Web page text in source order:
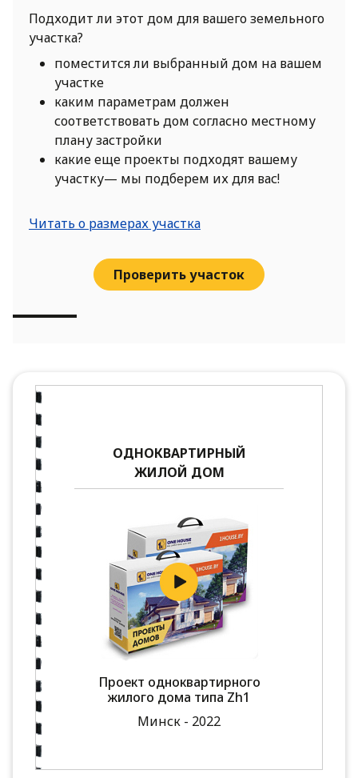
Подходит ли этот дом для вашего земельного
участка?
поместится ли выбранный дом на вашем
участке
каким параметрам должен
соответствовать дом согласно местному
плану застройки
какие еще проекты подходят вашему
участку— мы подберем их для вас!
Читать о размерах участка
Проверить участок
ОДНОКВАРТИРНЫЙ
ЖИЛОЙ ДОМ
Проект одноквартирного
жилого дома типа Zh1
Минск - 2022